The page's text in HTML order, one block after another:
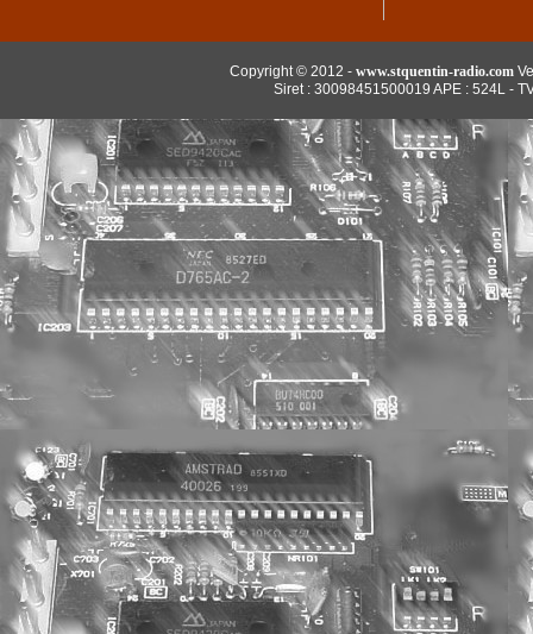
Copyright © 2012 - www.stquentin-radio.com
Siret : 30098451500019 APE : 524L -